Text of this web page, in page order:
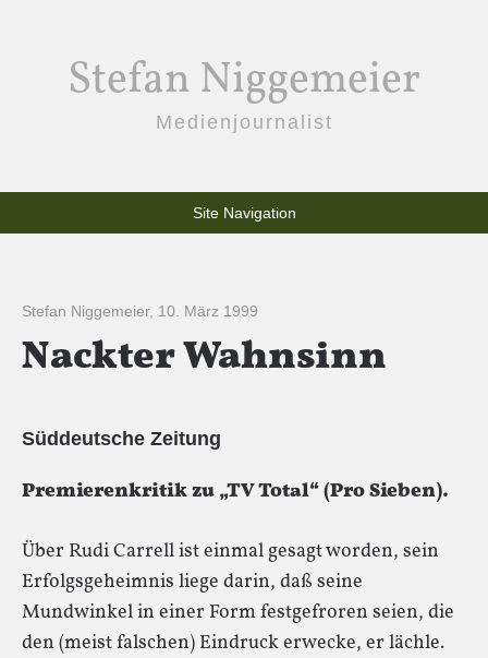
Stefan Niggemeier
Medienjournalist
Site Navigation
Stefan Niggemeier, 10. März 1999
Nackter Wahnsinn
Süddeutsche Zeitung
Premierenkritik zu „TV Total“ (Pro Sieben).
Über Rudi Carrell ist einmal gesagt worden, sein
Erfolgsgeheimnis liege darin, daß seine
Mundwinkel in einer Form festgefroren seien, die
den (meist falschen) Eindruck erwecke, er lächle.